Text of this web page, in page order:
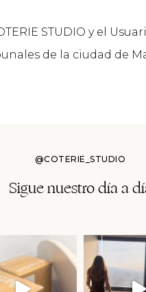
STUDIO y el
de la ciudad de
@COTERIE_STUDIO
Sigue nuestro día a